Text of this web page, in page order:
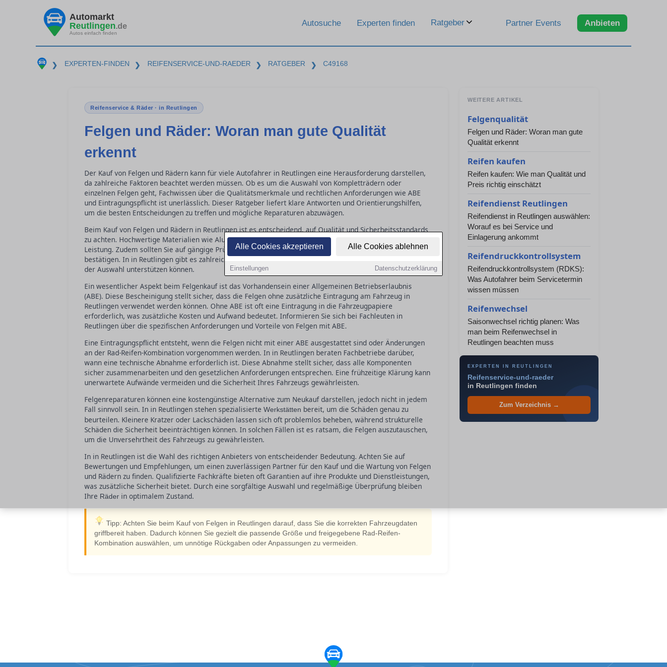
Alle Cookies akzeptieren Alle Cookies ablehnen
Einstellungen Datenschutzerklärung
Automarkt
Reutlingen.de
Autos einfach finden
Autosuche Experten finden Ratgeber Partner Events Anbieten
❯ EXPERTEN-FINDEN ❯ REIFENSERVICE-UND-RAEDER ❯ RATGEBER ❯ C49168
Reifenservice & Räder · in Reutlingen
Felgen und Räder: Woran man gute Qualität
erkennt
Der Kauf von Felgen und Rädern kann für viele Autofahrer in Reutlingen eine Herausforderung darstellen,
da zahlreiche Faktoren beachtet werden müssen. Ob es um die Auswahl von Kompletträdern oder
einzelnen Felgen geht, Fachwissen über die Qualitätsmerkmale und rechtlichen Anforderungen wie ABE
und Eintragungspflicht ist unerlässlich. Dieser Ratgeber liefert klare Antworten und Orientierungshilfen,
um die besten Entscheidungen zu treffen und mögliche Reparaturen abzuwägen.
Beim Kauf von Felgen und Rädern in Reutlingen ist es entscheidend, auf Qualität und Sicherheitsstandards
zu achten. Hochwertige Materialien wie Aluminium oder Stahl sind oft langlebiger und bieten bessere
Leistung. Zudem sollten Sie auf gängige Prüfsiegel achten, die die Einhaltung von Sicherheitsvorgaben
bestätigen. In in Reutlingen gibt es zahlreiche Fachgeschäfte, die eine kompetente Beratung bieten und bei
der Auswahl unterstützen können.
Ein wesentlicher Aspekt beim Felgenkauf ist das Vorhandensein einer Allgemeinen Betriebserlaubnis
(ABE). Diese Bescheinigung stellt sicher, dass die Felgen ohne zusätzliche Eintragung am Fahrzeug in
Reutlingen verwendet werden können. Ohne ABE ist oft eine Eintragung in die Fahrzeugpapiere
erforderlich, was zusätzliche Kosten und Aufwand bedeutet. Informieren Sie sich bei Fachleuten in
Reutlingen über die spezifischen Anforderungen und Vorteile von Felgen mit ABE.
Eine Eintragungspflicht entsteht, wenn die Felgen nicht mit einer ABE ausgestattet sind oder Änderungen
an der Rad-Reifen-Kombination vorgenommen werden. In in Reutlingen beraten Fachbetriebe darüber,
wann eine technische Abnahme erforderlich ist. Diese Abnahme stellt sicher, dass alle Komponenten
sicher zusammenarbeiten und den gesetzlichen Anforderungen entsprechen. Eine frühzeitige Klärung kann
unerwartete Aufwände vermeiden und die Sicherheit Ihres Fahrzeugs gewährleisten.
Felgenreparaturen können eine kostengünstige Alternative zum Neukauf darstellen, jedoch nicht in jedem
Fall sinnvoll sein. In in Reutlingen stehen spezialisierte Werkstätten bereit, um die Schäden genau zu
beurteilen. Kleinere Kratzer oder Lackschäden lassen sich oft problemlos beheben, während strukturelle
Schäden die Sicherheit beeinträchtigen können. In solchen Fällen ist es ratsam, die Felgen auszutauschen,
um die Unversehrtheit des Fahrzeugs zu gewährleisten.
In in Reutlingen ist die Wahl des richtigen Anbieters von entscheidender Bedeutung. Achten Sie auf
Bewertungen und Empfehlungen, um einen zuverlässigen Partner für den Kauf und die Wartung von Felgen
und Rädern zu finden. Qualifizierte Fachkräfte bieten oft Garantien auf ihre Produkte und Dienstleistungen,
was zusätzliche Sicherheit bietet. Durch eine sorgfältige Auswahl und regelmäßige Überprüfung bleiben
Ihre Räder in optimalem Zustand.
Tipp: Achten Sie beim Kauf von Felgen in Reutlingen darauf, dass Sie die korrekten Fahrzeugdaten
griffbereit haben. Dadurch können Sie gezielt die passende Größe und freigegebene Rad-Reifen-
Kombination auswählen, um unnötige Rückgaben oder Anpassungen zu vermeiden.
WEITERE ARTIKEL
Felgenqualität
Felgen und Räder: Woran man gute
Qualität erkennt
Reifen kaufen
Reifen kaufen: Wie man Qualität und
Preis richtig einschätzt
Reifendienst Reutlingen
Reifendienst in Reutlingen auswählen:
Worauf es bei Service und
Einlagerung ankommt
Reifendruckkontrollsystem
Reifendruckkontrollsystem (RDKS):
Was Autofahrer beim Servicetermin
wissen müssen
Reifenwechsel
Saisonwechsel richtig planen: Was
man beim Reifenwechsel in
Reutlingen beachten muss
EXPERTEN IN REUTLINGEN
Reifenservice-und-raeder
in Reutlingen finden
Zum Verzeichnis →